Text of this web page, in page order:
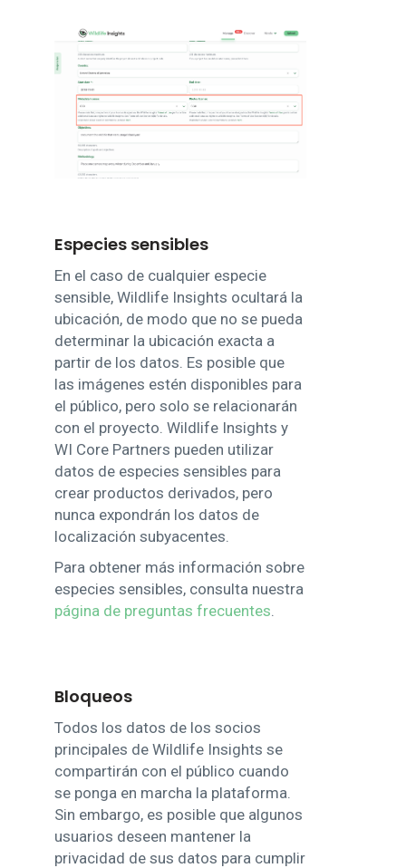
Especies sensibles
En el caso de cualquier especie
sensible, Wildlife Insights ocultará la
ubicación, de modo que no se pueda
determinar la ubicación exacta a
partir de los datos. Es posible que
las imágenes estén disponibles para
el público, pero solo se relacionarán
con el proyecto. Wildlife Insights y
WI Core Partners pueden utilizar
datos de especies sensibles para
crear productos derivados, pero
nunca expondrán los datos de
localización subyacentes.
Para obtener más información sobre
especies sensibles, consulta nuestra
página de preguntas frecuentes.
Bloqueos
Todos los datos de los socios
principales de Wildlife Insights se
compartirán con el público cuando
se ponga en marcha la plataforma.
Sin embargo, es posible que algunos
usuarios deseen mantener la
privacidad de sus datos para cumplir